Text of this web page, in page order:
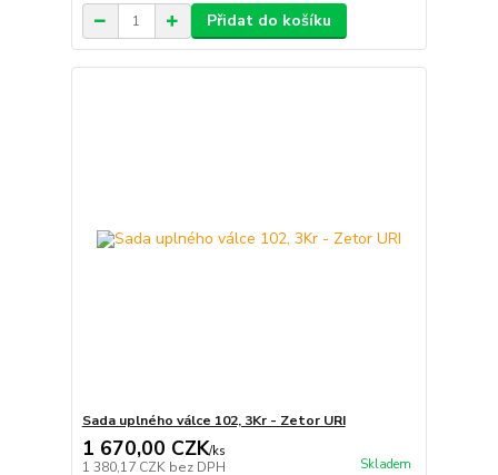
Přidat do košíku
Sada uplného válce 102, 3Kr - Zetor URI
1 670,00 CZK/ks
1 380,17 CZK bez DPH Skladem